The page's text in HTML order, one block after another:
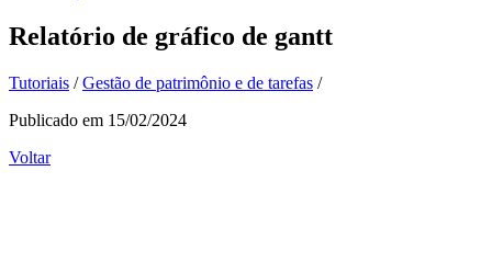
Relatório de gráfico de gantt
Tutoriais / Gestão de patrimônio e de tarefas /
Publicado em 15/02/2024
Voltar